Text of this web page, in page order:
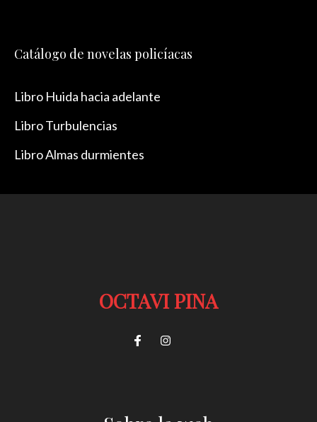
Catálogo de novelas policíacas
Libro Huida hacia adelante
Libro Turbulencias
Libro Almas durmientes
OCTAVI PINA